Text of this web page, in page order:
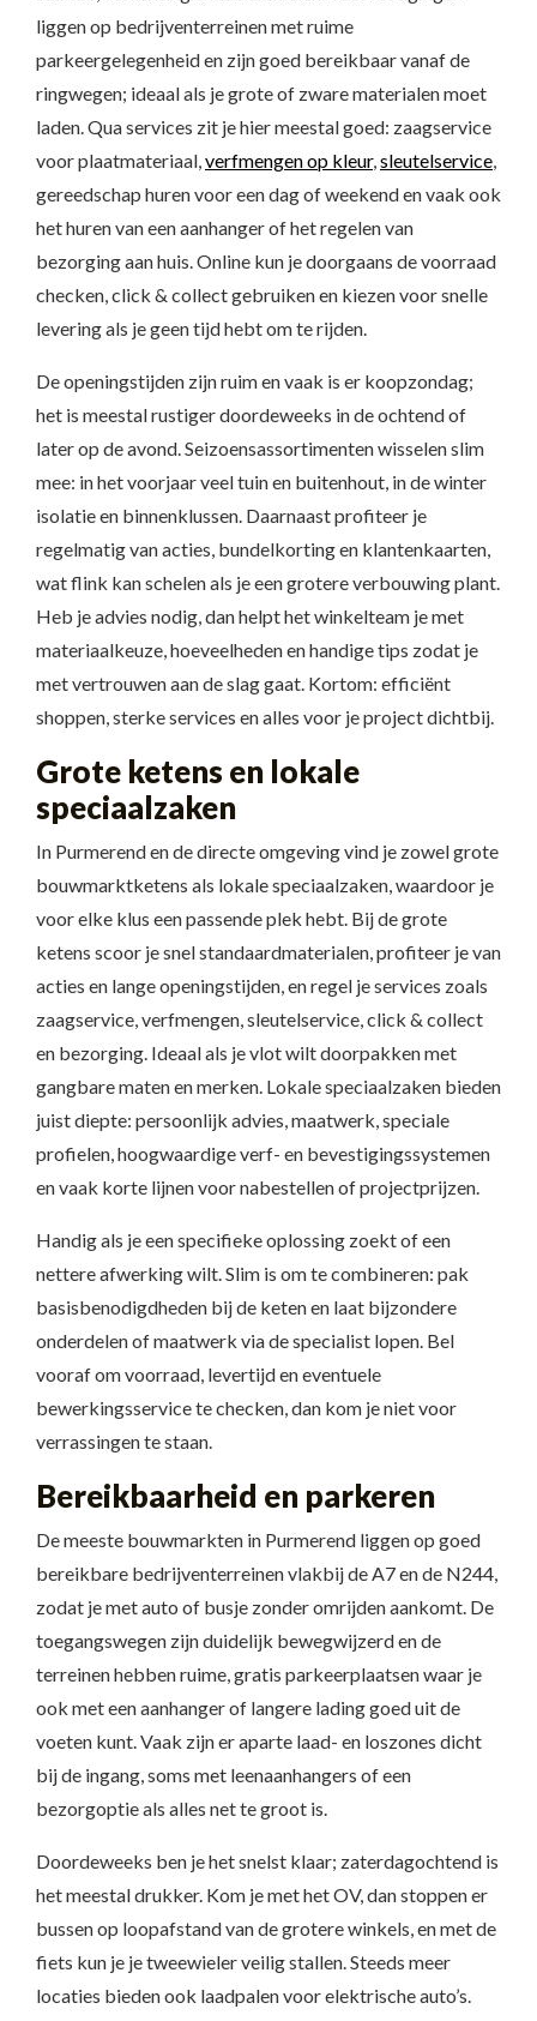
liggen op bedrijventerreinen met ruime
parkeergelegenheid en zijn goed bereikbaar vanaf de
ringwegen; ideaal als je grote of zware materialen moet
laden. Qua services zit je hier meestal goed: zaagservice
voor plaatmateriaal,verfmengen op kleur,sleutelservice,
gereedschap huren voor een dag of weekend en vaak ook
het huren van een aanhanger of het regelen van
bezorging aan huis. Online kun je doorgaans de voorraad
checken, click & collect gebruiken en kiezen voor snelle
levering als je geen tijd hebt om te rijden.
De openingstijden zijn ruim en vaak is er koopzondag;
het is meestal rustiger doordeweeks in de ochtend of
later op de avond. Seizoensassortimenten wisselen slim
mee: in het voorjaar veel tuin en buitenhout, in de winter
isolatie en binnenklussen. Daarnaast profiteer je
regelmatig van acties, bundelkorting en klantenkaarten,
wat flink kan schelen als je een grotere verbouwing plant.
Heb je advies nodig, dan helpt het winkelteam je met
materiaalkeuze, hoeveelheden en handige tips zodat je
met vertrouwen aan de slag gaat. Kortom: efficiënt
shoppen, sterke services en alles voor je project dichtbij.
Grote ketens en lokale
speciaalzaken
In Purmerend en de directe omgeving vind je zowel grote
bouwmarktketens als lokale speciaalzaken, waardoor je
voor elke klus een passende plek hebt. Bij de grote
ketens scoor je snel standaardmaterialen, profiteer je van
acties en lange openingstijden, en regel je services zoals
zaagservice, verfmengen, sleutelservice, click & collect
en bezorging. Ideaal als je vlot wilt doorpakken met
gangbare maten en merken. Lokale speciaalzaken bieden
juist diepte: persoonlijk advies, maatwerk, speciale
profielen, hoogwaardige verf- en bevestigingssystemen
en vaak korte lijnen voor nabestellen of projectprijzen.
Handig als je een specifieke oplossing zoekt of een
nettere afwerking wilt. Slim is om te combineren: pak
basisbenodigdheden bij de keten en laat bijzondere
onderdelen of maatwerk via de specialist lopen. Bel
vooraf om voorraad, levertijd en eventuele
bewerkingsservice te checken, dan kom je niet voor
verrassingen te staan.
Bereikbaarheid en parkeren
De meeste bouwmarkten in Purmerend liggen op goed
bereikbare bedrijventerreinen vlakbij de A7 en de N244,
zodat je met auto of busje zonder omrijden aankomt. De
toegangswegen zijn duidelijk bewegwijzerd en de
terreinen hebben ruime, gratis parkeerplaatsen waar je
ook met een aanhanger of langere lading goed uit de
voeten kunt. Vaak zijn er aparte laad- en loszones dicht
bij de ingang, soms met leenaanhangers of een
bezorgoptie als alles net te groot is.
Doordeweeks ben je het snelst klaar; zaterdagochtend is
het meestal drukker. Kom je met het OV, dan stoppen er
bussen op loopafstand van de grotere winkels, en met de
fiets kun je je tweewieler veilig stallen. Steeds meer
locaties bieden ook laadpalen voor elektrische auto’s.